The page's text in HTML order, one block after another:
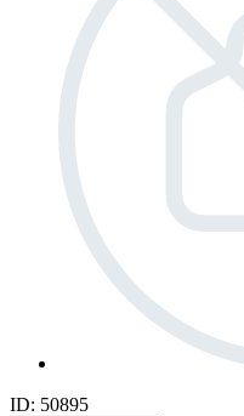
ID: 50895